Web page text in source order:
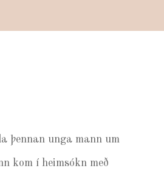
þennan unga mann um
kom í heimsókn með